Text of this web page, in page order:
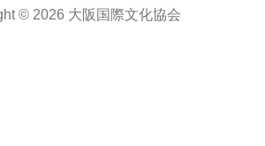
© 2026 大阪国際文化協会